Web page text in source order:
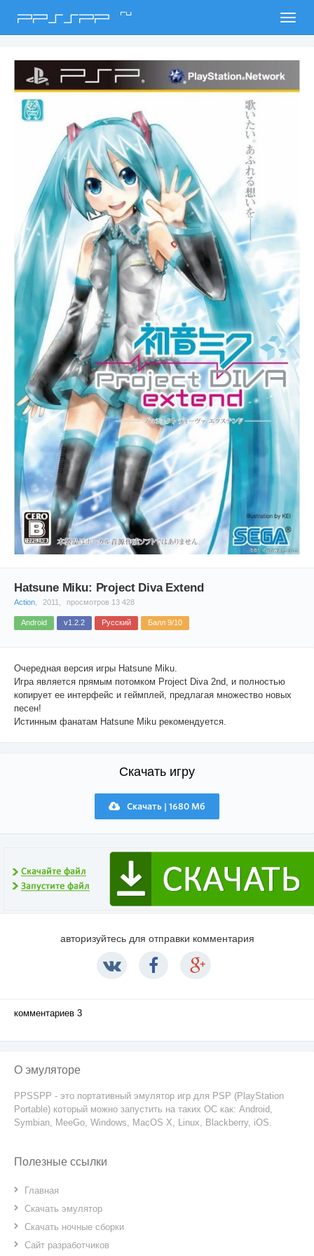
PPSSPP ru
Hatsune Miku: Project Diva Extend
Action 2011, просмотров 13 428
Android v1.2.2 Русский Балл 9/10
Очередная версия игры Hatsune Miku.
Игра является прямым потомком Project Diva 2nd, и полностью
копирует ее интерфейс и геймплей, предлагая множество новых
песен!
Истинным фанатам Hatsune Miku рекомендуется.
Скачать игру
Скачать | 1680 Мб
авторизуйтесь для отправки комментария
комментариев 3
О эмуляторе
PPSSPP - это портативный эмулятор игр для PSP (PlayStation
Portable) который можно запустить на таких ОС как: Android,
Symbian, MeeGo, Windows, MacOS X, Linux, Blackberry, iOS.
Полезные ссылки
Главная
Скачать эмулятор
Скачать ночные сборки
Сайт разработчиков